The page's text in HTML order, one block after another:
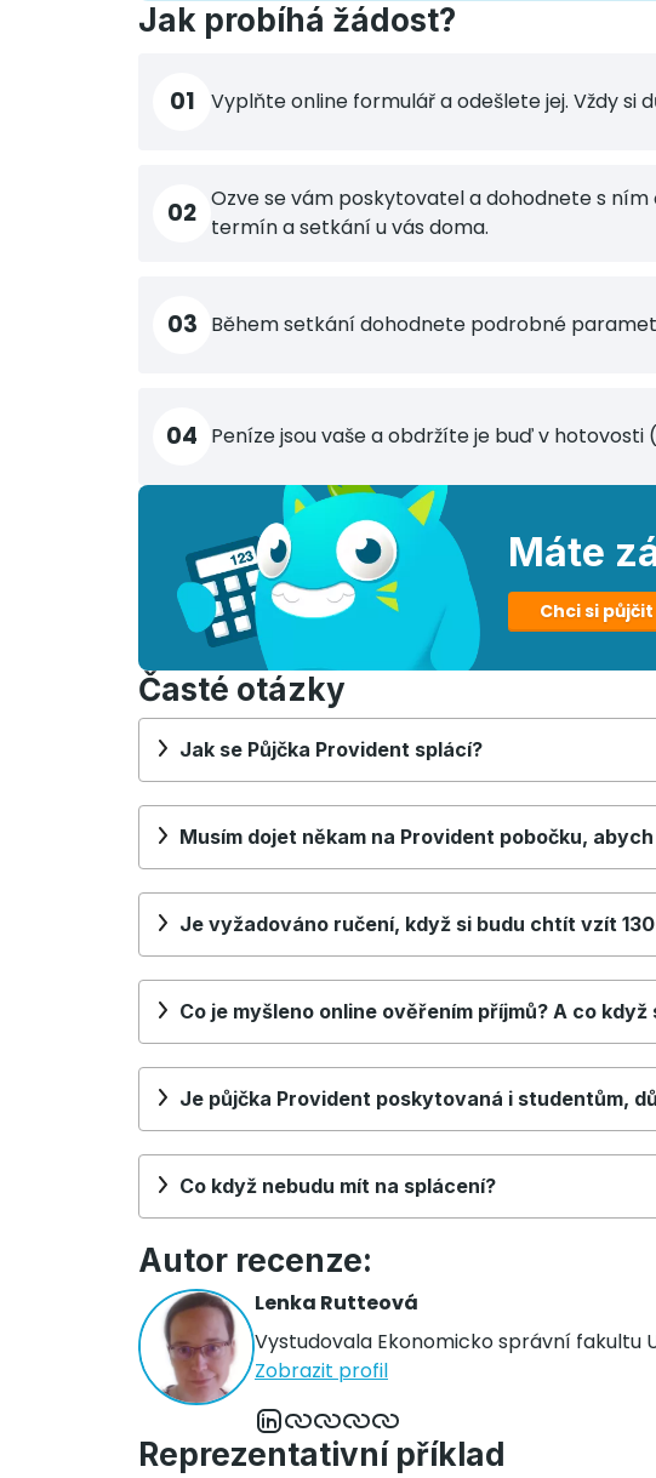
Jak probíhá žádost?
01 Vyplňte online formulář a odešlete jej. Vždy si
02 Ozve se vám poskytovatel a dohodnete s
termín a setkání u vás doma.
03 Během setkání dohodnete podrobné
04 Peníze jsou vaše a obdržíte je buď v
Máte
Chci si půjčit
Časté otázky
Jak se Půjčka Provident splácí?
Musím dojet někam na Provident pobočku,
Je vyžadováno ručení, když si budu chtít vzít
Co je myšleno online ověřením příjmů? A co když
Je půjčka Provident poskytovaná i studentům,
Co když nebudu mít na splácení?
Autor recenze:
Lenka Rutteová
Vystudovala Ekonomicko správní fakultu
Zobrazit profil
Reprezentativní příklad